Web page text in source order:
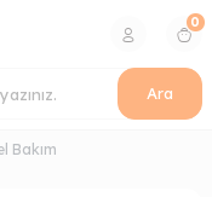
Ara
0
Bakım